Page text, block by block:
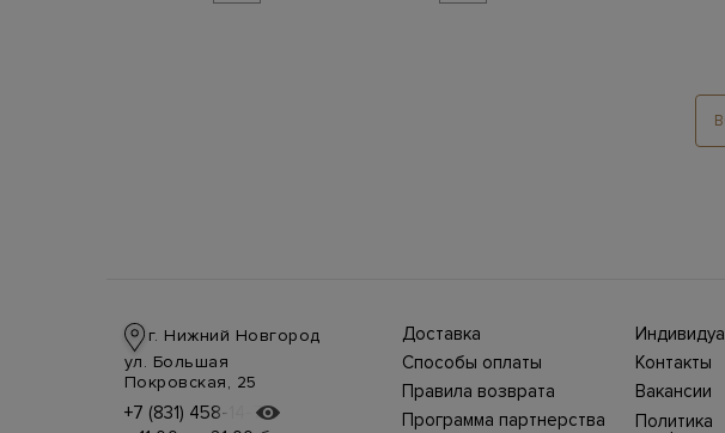
г. Нижний Новгород
ул. Большая
Покровская, 25
+7 (831) 458-14-75
+7 (831) 458-14-75
Доставка
производится
курьерской службой
СДЭК, DHL при 100%
предоплате.
Способы оплаты
магазине
осуществляется
несколькими
Правила возврата
Интернет-магазин
позволяет вернуть
Программа партнерства
Ежегодно
Stefano
Canali
моды, чтобы
Контакты
Большая
25.
магазина
Вакансии
Политика